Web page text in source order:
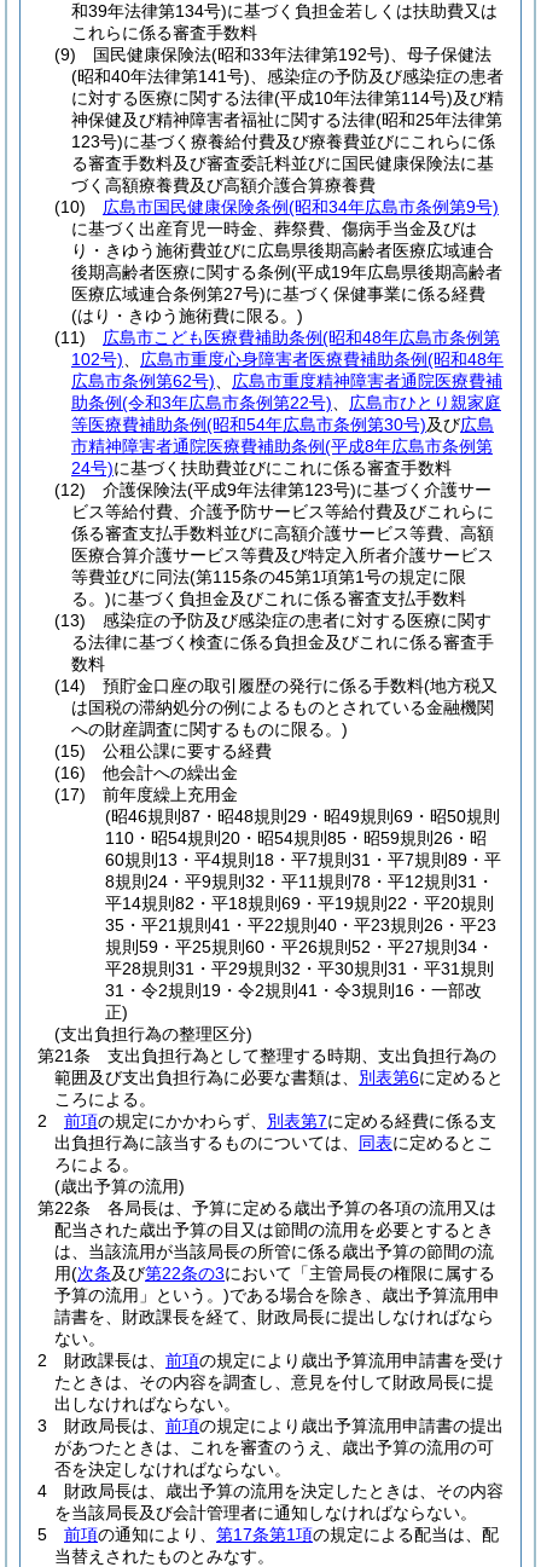
和39年法律第134号)に基づく負担金若しくは扶助費又は
これらに係る審査手数料
(9)
国民健康保険法(昭和33年法律第192号) 、母子保健法
(昭和40年法律第141号) 、感染症の予防及び感染症の患者
に対する医療に関する法律(平成10年法律第114号)及び精
神保健及び精神障害者福祉に関する法律(昭和25年法律第
123号)に基づく療養給付費及び療養費並びにこれらに係
る審査手数料及び審査委託料並びに国民健康保険法に基
づく高額療養費及び高額介護合算療養費
(10)
広島市国民健康保険条例(昭和34年広島市条例第9号)
に基づく出産育児一時金、葬祭費、傷病手当金及びは
り・きゆう施術費並びに広島県後期高齢者医療広域連合
後期高齢者医療に関する条例(平成19年広島県後期高齢者
医療広域連合条例第27号)に基づく保健事業に係る経費
(はり・きゆう施術費に限る。)
(11)
広島市こども医療費補助条例(昭和48年広島市条例第
102号)
広島市重度心身障害者医療費補助条例(昭和48年
広島市条例第62号)
広島市重度精神障害者通院医療費補
助条例(令和3年広島市条例第22号)
広島市ひとり親家庭
等医療費補助条例(昭和54年広島市条例第30号)及び広島
市精神障害者通院医療費補助条例(平成8年広島市条例第
24号)に基づく扶助費並びにこれに係る審査手数料
(12)
介護保険法(平成9年法律第123号)に基づく介護サー
ビス等給付費、介護予防サービス等給付費及びこれらに
係る審査支払手数料並びに高額介護サービス等費、高額
医療合算介護サービス等費及び特定入所者介護サービス
等費並びに同法(第115条の45第1項第1号の規定に限
る。)に基づく負担金及びこれに係る審査支払手数料
(13)
感染症の予防及び感染症の患者に対する医療に関す
る法律に基づく検査に係る負担金及びこれに係る審査手
数料
(14)
預貯金口座の取引履歴の発行に係る手数料(地方税又
は国税の滞納処分の例によるものとされている金融機関
への財産調査に関するものに限る。)
(15)
公租公課に要する経費
(16)
他会計への繰出金
(17)
前年度繰上充用金
(昭46規則87・昭48規則29・昭49規則69・昭50規則
110・昭54規則20・昭54規則85・昭59規則26・昭
60規則13・平4規則18・平7規則31・平7規則89・平
8規則24・平9規則32・平11規則78・平12規則31・
平14規則82・平18規則69・平19規則22・平20規則
35・平21規則41・平22規則40・平23規則26・平23
規則59・平25規則60・平26規則52・平27規則34・
平28規則31・平29規則32・平30規則31・平31規則
31・令2規則19・令2規則41・令3規則16・一部改
正)
(支出負担行為の整理区分)
第21条
支出負担行為として整理する時期、支出負担行為の
範囲及び支出負担行為に必要な書類は、 別表第6に定めると
ころによる。
2
前項の規定にかかわらず、 別表第7に定める経費に係る支
出負担行為に該当するものについては、 同表に定めるとこ
ろによる。
(歳出予算の流用)
第22条
各局長は、予算に定める歳出予算の各項の流用又は
配当された歳出予算の目又は節間の流用を必要とするとき
は、当該流用が当該局長の所管に係る歳出予算の節間の流
用(次条及び第22条の3において「主管局長の権限に属する
予算の流用」という。)である場合を除き、歳出予算流用申
請書を、財政課長を経て、財政局長に提出しなければなら
ない。
2
財政課長は、 前項の規定により歳出予算流用申請書を受け
たときは、その内容を調査し、意見を付して財政局長に提
出しなければならない。
3
財政局長は、 前項の規定により歳出予算流用申請書の提出
があつたときは、これを審査のうえ、歳出予算の流用の可
否を決定しなければならない。
4
財政局長は、歳出予算の流用を決定したときは、その内容
を当該局長及び会計管理者に通知しなければならない。
5
前項の通知により、 第17条第1項の規定による配当は、配
当替えされたものとみなす。